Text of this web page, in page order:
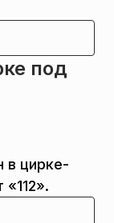
под
в цирке-